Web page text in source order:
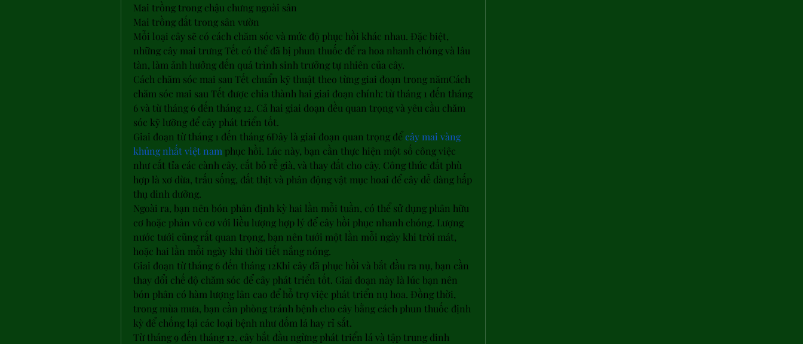
Mai trồng trong chậu chưng ngoài sân
Mai trồng đất trong sân vườn
Mỗi loại cây sẽ có cách chăm sóc và mức độ phục hồi khác nhau. Đặc biệt,
những cây mai trưng Tết có thể đã bị phun thuốc để ra hoa nhanh chóng và lâu
tàn, làm ảnh hưởng đến quá trình sinh trưởng tự nhiên của cây.
Cách chăm sóc mai sau Tết chuẩn kỹ thuật theo từng giai đoạn trong nămCách
chăm sóc mai sau Tết được chia thành hai giai đoạn chính: từ tháng 1 đến tháng
6 và từ tháng 6 đến tháng 12. Cả hai giai đoạn đều quan trọng và yêu cầu chăm
sóc kỹ lưỡng để cây phát triển tốt.
Giai đoạn từ tháng 1 đến tháng 6Đây là giai đoạn quan trọng để cây mai vàng
khủng nhất việt nam phục hồi. Lúc này, bạn cần thực hiện một số công việc
như cắt tỉa các cành cây, cắt bỏ rễ già, và thay đất cho cây. Công thức đất phù
hợp là xơ dừa, trấu sống, đất thịt và phân động vật mục hoai để cây dễ dàng hấp
thụ dinh dưỡng.
Ngoài ra, bạn nên bón phân định kỳ hai lần mỗi tuần, có thể sử dụng phân hữu
cơ hoặc phân vô cơ với liều lượng hợp lý để cây hồi phục nhanh chóng. Lượng
nước tưới cũng rất quan trọng, bạn nên tưới một lần mỗi ngày khi trời mát,
hoặc hai lần mỗi ngày khi thời tiết nắng nóng.
Giai đoạn từ tháng 6 đến tháng 12Khi cây đã phục hồi và bắt đầu ra nụ, bạn cần
thay đổi chế độ chăm sóc để cây phát triển tốt. Giai đoạn này là lúc bạn nên
bón phân có hàm lượng lân cao để hỗ trợ việc phát triển nụ hoa. Đồng thời,
trong mùa mưa, bạn cần phòng tránh bệnh cho cây bằng cách phun thuốc định
kỳ để chống lại các loại bệnh như đốm lá hay rỉ sắt.
Từ tháng 9 đến tháng 12, cây bắt đầu ngừng phát triển lá và tập trung dinh